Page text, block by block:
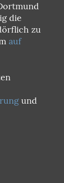
die
zu
auf
und